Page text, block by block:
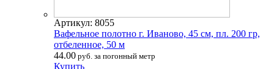
Артикул: 8055
Вафельное полотно г. Иваново, 45 см, пл. 200 гр,
отбеленное, 50 м
44.00 руб. за погонный метр
Купить